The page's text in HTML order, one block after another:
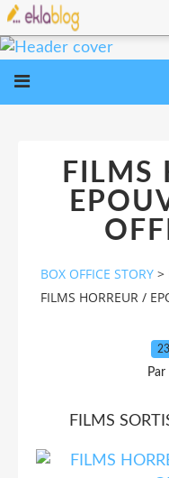
FILMS
BOX OFFICE STORY >
FILMS HORREUR /
FILMS